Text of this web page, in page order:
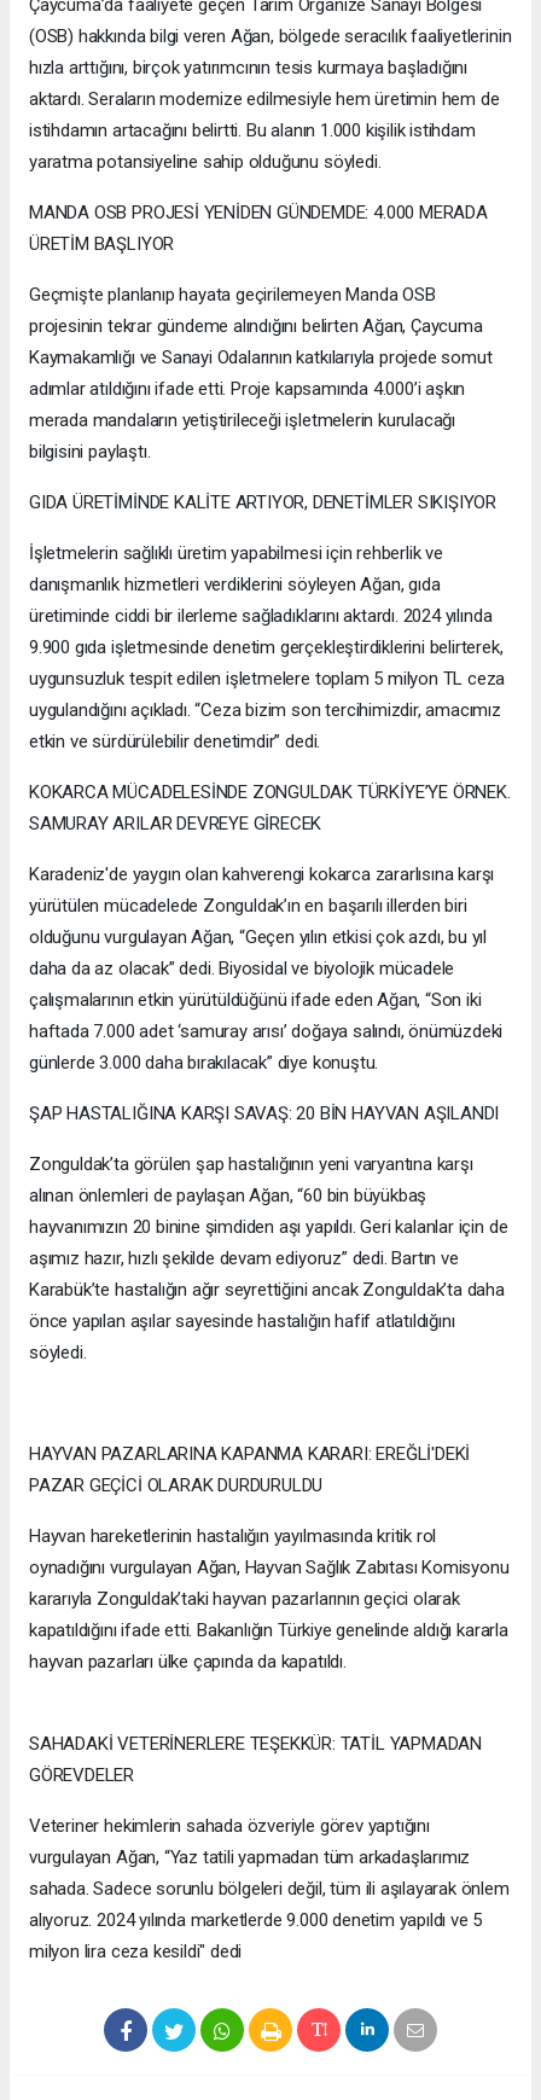
Çaycuma’da faaliyete geçen Tarım Organize Sanayi Bölgesi
(OSB) hakkında bilgi veren Ağan, bölgede seracılık faaliyetlerinin
hızla arttığını, birçok yatırımcının tesis kurmaya başladığını
aktardı. Seraların modernize edilmesiyle hem üretimin hem de
istihdamın artacağını belirtti. Bu alanın 1.000 kişilik istihdam
yaratma potansiyeline sahip olduğunu söyledi.
MANDA OSB PROJESİ YENİDEN GÜNDEMDE: 4.000 MERADA
ÜRETİM BAŞLIYOR
Geçmişte planlanıp hayata geçirilemeyen Manda OSB
projesinin tekrar gündeme alındığını belirten Ağan, Çaycuma
Kaymakamlığı ve Sanayi Odalarının katkılarıyla projede somut
adımlar atıldığını ifade etti. Proje kapsamında 4.000’i aşkın
merada mandaların yetiştirileceği işletmelerin kurulacağı
bilgisini paylaştı.
GIDA ÜRETİMİNDE KALİTE ARTIYOR, DENETİMLER SIKIŞIYOR
İşletmelerin sağlıklı üretim yapabilmesi için rehberlik ve
danışmanlık hizmetleri verdiklerini söyleyen Ağan, gıda
üretiminde ciddi bir ilerleme sağladıklarını aktardı. 2024 yılında
9.900 gıda işletmesinde denetim gerçekleştirdiklerini belirterek,
uygunsuzluk tespit edilen işletmelere toplam 5 milyon TL ceza
uygulandığını açıkladı. “Ceza bizim son tercihimizdir, amacımız
etkin ve sürdürülebilir denetimdir” dedi.
KOKARCA MÜCADELESİNDE ZONGULDAK TÜRKİYE’YE ÖRNEK.
SAMURAY ARILAR DEVREYE GİRECEK
Karadeniz'de yaygın olan kahverengi kokarca zararlısına karşı
yürütülen mücadelede Zonguldak’ın en başarılı illerden biri
olduğunu vurgulayan Ağan, “Geçen yılın etkisi çok azdı, bu yıl
daha da az olacak” dedi. Biyosidal ve biyolojik mücadele
çalışmalarının etkin yürütüldüğünü ifade eden Ağan, “Son iki
haftada 7.000 adet ‘samuray arısı’ doğaya salındı, önümüzdeki
günlerde 3.000 daha bırakılacak” diye konuştu.
ŞAP HASTALIĞINA KARŞI SAVAŞ: 20 BİN HAYVAN AŞILANDI
Zonguldak’ta görülen şap hastalığının yeni varyantına karşı
alınan önlemleri de paylaşan Ağan, “60 bin büyükbaş
hayvanımızın 20 binine şimdiden aşı yapıldı. Geri kalanlar için de
aşımız hazır, hızlı şekilde devam ediyoruz” dedi. Bartın ve
Karabük’te hastalığın ağır seyrettiğini ancak Zonguldak’ta daha
önce yapılan aşılar sayesinde hastalığın hafif atlatıldığını
söyledi.
HAYVAN PAZARLARINA KAPANMA KARARI: EREĞLİ'DEKİ
PAZAR GEÇİCİ OLARAK DURDURULDU
Hayvan hareketlerinin hastalığın yayılmasında kritik rol
oynadığını vurgulayan Ağan, Hayvan Sağlık Zabıtası Komisyonu
kararıyla Zonguldak’taki hayvan pazarlarının geçici olarak
kapatıldığını ifade etti. Bakanlığın Türkiye genelinde aldığı kararla
hayvan pazarları ülke çapında da kapatıldı.
SAHADAKİ VETERİNERLERE TEŞEKKÜR: TATİL YAPMADAN
GÖREVDELER
Veteriner hekimlerin sahada özveriyle görev yaptığını
vurgulayan Ağan, “Yaz tatili yapmadan tüm arkadaşlarımız
sahada. Sadece sorunlu bölgeleri değil, tüm ili aşılayarak önlem
alıyoruz. 2024 yılında marketlerde 9.000 denetim yapıldı ve 5
milyon lira ceza kesildi" dedi